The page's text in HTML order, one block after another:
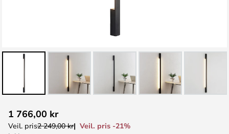
til
begynnelsen
1 766,00 kr
Veil. pris2 249,00 kr
Veil. pris -21%